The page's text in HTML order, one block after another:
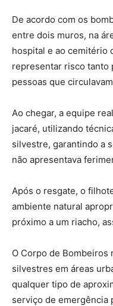
De acordo com os
entre dois muros, na
hospital e ao cemitério
representar risco tanto
pessoas que
Ao chegar, a equipe
jacaré, utilizando
silvestre, garantindo a
não apresentava
Após o resgate, o
ambiente natural
próximo a um riacho,
O Corpo de Bombeiros
silvestres em áreas
qualquer tipo de
serviço de emergência